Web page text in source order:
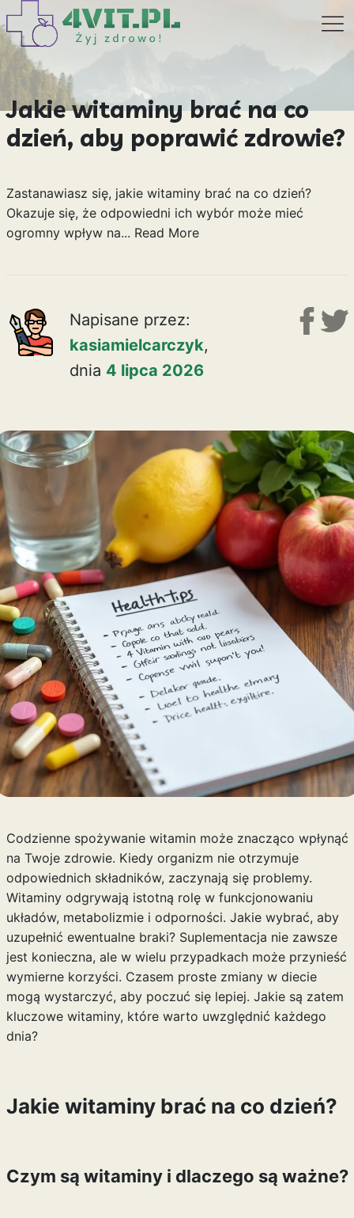
Jakie witaminy brać na co
dzień, aby poprawić zdrowie?
Zastanawiasz się, jakie witaminy brać na co dzień?
Okazuje się, że odpowiedni ich wybór może mieć
ogromny wpływ na... Read More
Napisane przez:
kasiamielcarczyk,
dnia 4 lipca 2026
Codzienne spożywanie witamin może znacząco wpłynąć
na Twoje zdrowie. Kiedy organizm nie otrzymuje
odpowiednich składników, zaczynają się problemy.
Witaminy odgrywają istotną rolę w funkcjonowaniu
układów, metabolizmie i odporności. Jakie wybrać, aby
uzupełnić ewentualne braki? Suplementacja nie zawsze
jest konieczna, ale w wielu przypadkach może przynieść
wymierne korzyści. Czasem proste zmiany w diecie
mogą wystarczyć, aby poczuć się lepiej. Jakie są zatem
kluczowe witaminy, które warto uwzględnić każdego
dnia?
Jakie witaminy brać na co dzień?
Czym są witaminy i dlaczego są ważne?